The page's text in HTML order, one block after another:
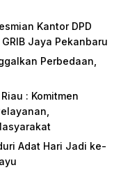
Kantor DPD
Jaya Pekanbaru
Perbedaan,
: Komitmen
Adat Hari Jadi ke-